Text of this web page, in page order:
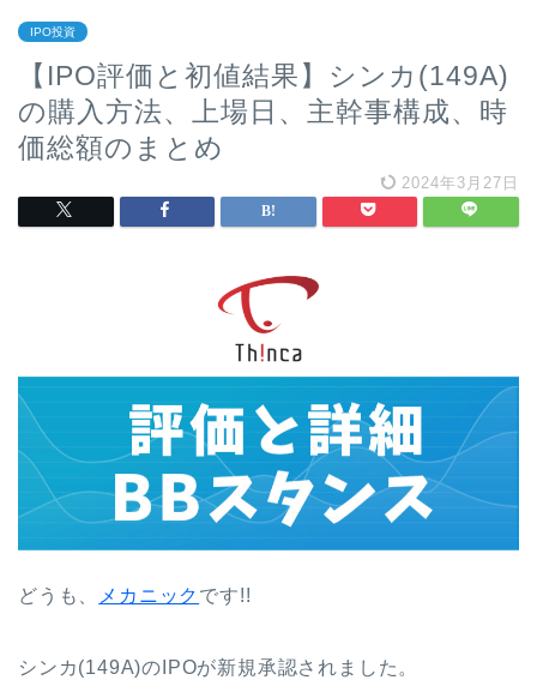
IPO投資
【IPO評価と初値結果】シンカ(149A)
の購入方法、上場日、主幹事構成、時
価総額のまとめ
2024年3月27日
どうも、 メカニック です!!
シンカ(149A)のIPOが新規承認されました。